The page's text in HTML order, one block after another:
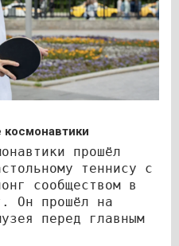
прошёл
теннису с
сообществом в
Он прошёл на
перед главным